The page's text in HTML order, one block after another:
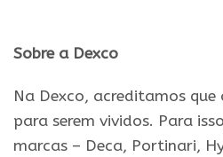
Sobre a Dexco
Na Dexco, acreditamos que
para serem vividos. Para
marcas – Deca, Portinari,